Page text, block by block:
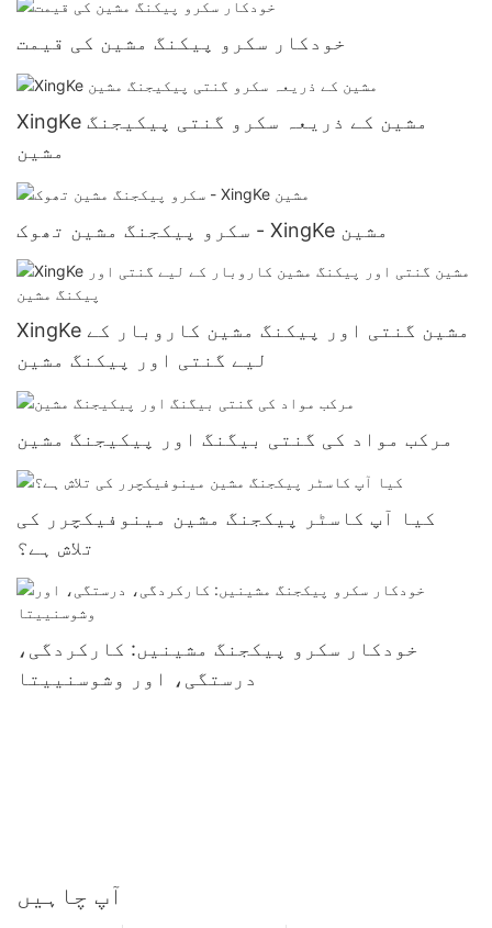
خودکار سکرو پیکنگ مشین کی قیمت
XingKe مشین کے ذریعہ سکرو گنتی پیکیجنگ
مشین
سکرو پیکجنگ مشین تھوک - XingKe مشین
XingKe مشین گنتی اور پیکنگ مشین کاروبار کے
لیے گنتی اور پیکنگ مشین
مرکب مواد کی گنتی بیگنگ اور پیکیجنگ مشین
کیا آپ کاسٹر پیکجنگ مشین مینوفیکچرر کی
تلاش ہے؟
خودکار سکرو پیکجنگ مشینیں: کارکردگی،
درستگی، اور وشوسنییتا
آپ چاہیں